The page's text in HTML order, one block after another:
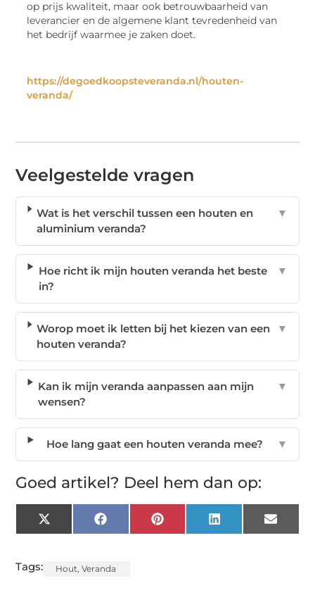
op prijs kwaliteit, maar ook betrouwbaarheid van
leverancier en de algemene klant tevredenheid van
het bedrijf waarmee je zaken doet.
https://degoedkoopsteveranda.nl/houten-
veranda/
Veelgestelde vragen
Wat is het verschil tussen een houten en
aluminium veranda?
▼
Hoe richt ik mijn houten veranda het beste
in?
▼
Worop moet ik letten bij het kiezen van een
houten veranda?
▼
Kan ik mijn veranda aanpassen aan mijn
wensen?
▼
Hoe lang gaat een houten veranda mee? ▼
Goed artikel? Deel hem dan op:
X
(Twitter)
FacebookPinterest LinkedIn Email
Tags: Hout ,Veranda